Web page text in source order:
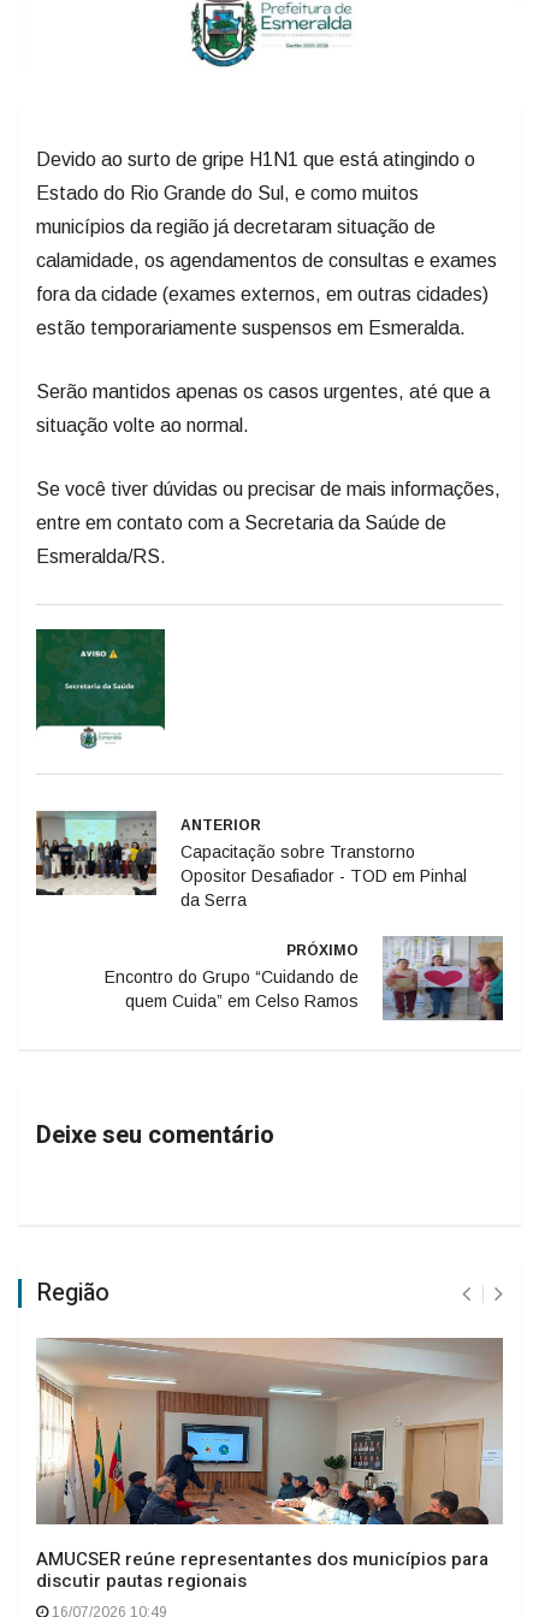
Devido ao surto de gripe H1N1 que está atingindo o
Estado do Rio Grande do Sul, e como muitos
municípios da região já decretaram situação de
calamidade, os agendamentos de consultas e exames
fora da cidade (exames externos, em outras cidades)
estão temporariamente suspensos em Esmeralda.
Serão mantidos apenas os casos urgentes, até que a
situação volte ao normal.
Se você tiver dúvidas ou precisar de mais informações,
entre em contato com a Secretaria da Saúde de
Esmeralda/RS.
ANTERIOR
Capacitação sobre Transtorno
Opositor Desafiador - TOD em Pinhal
da Serra
PRÓXIMO
Encontro do Grupo “Cuidando de
quem Cuida” em Celso Ramos
Deixe seu comentário
Região
AMUCSER reúne representantes dos municípios para
discutir pautas regionais
16/07/2026 10:49